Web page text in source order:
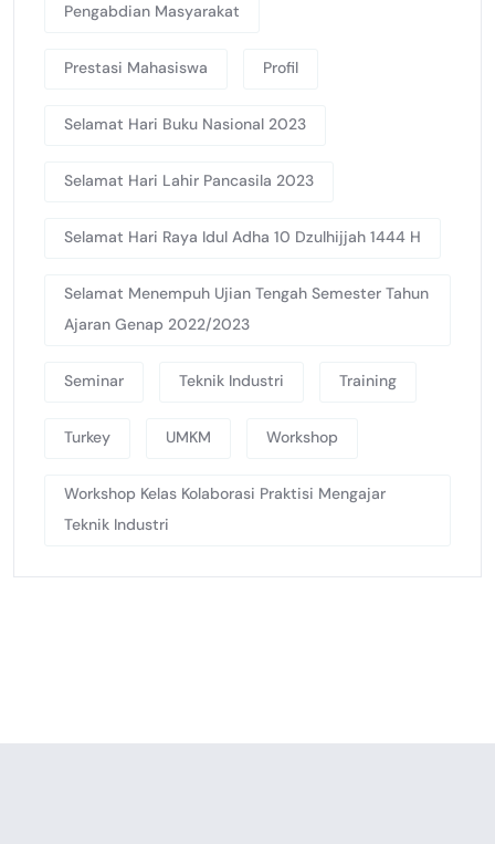
Pengabdian Masyarakat
Prestasi Mahasiswa Profil
Selamat Hari Buku Nasional 2023
Selamat Hari Lahir Pancasila 2023
Selamat Hari Raya Idul Adha 10 Dzulhijjah 1444 H
Selamat Menempuh Ujian Tengah Semester Tahun
Ajaran Genap 2022/2023
Seminar Teknik Industri Training
Turkey UMKM Workshop
Workshop Kelas Kolaborasi Praktisi Mengajar
Teknik Industri